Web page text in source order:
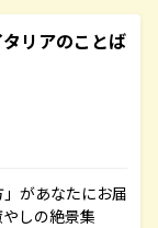
リアのことば
があなたにお届
しの絶景集